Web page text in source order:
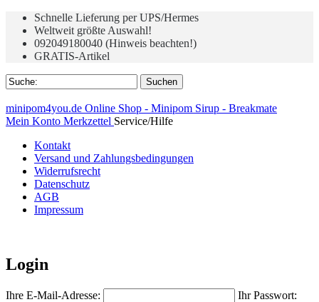
Schnelle Lieferung per UPS/Hermes
Weltweit größte Auswahl!
092049180040 (Hinweis beachten!)
GRATIS-Artikel
minipom4you.de Online Shop - Minipom Sirup - Breakmate
Mein Konto Merkzettel Service/Hilfe
Kontakt
Versand und Zahlungsbedingungen
Widerrufsrecht
Datenschutz
AGB
Impressum
Login
Ihre E-Mail-Adresse:
Ihr Passwort: